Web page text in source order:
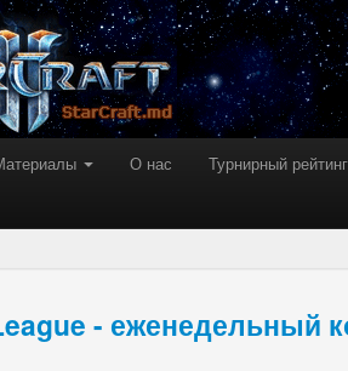
О нас Турнирный рейтинг
- еженедельный